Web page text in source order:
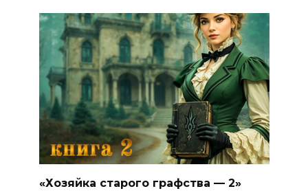
«Хозяйка старого графства — 2»